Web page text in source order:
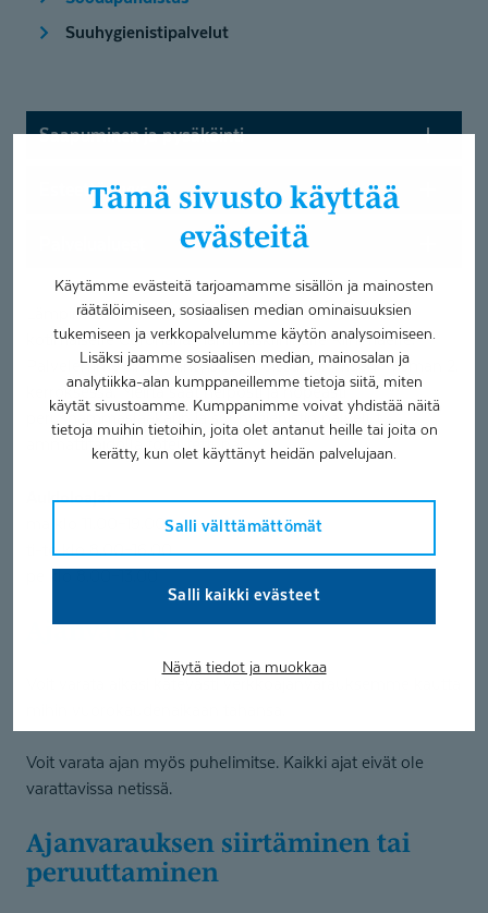
Tämä sivusto käyttää
evästeitä
Käytämme evästeitä tarjoamamme sisällön ja mainosten
räätälöimiseen, sosiaalisen median ominaisuuksien
tukemiseen ja verkkopalvelumme käytön analysoimiseen.
Lisäksi jaamme sosiaalisen median, mainosalan ja
analytiikka-alan kumppaneillemme tietoja siitä, miten
käytät sivustoamme. Kumppanimme voivat yhdistää näitä
tietoja muihin tietoihin, joita olet antanut heille tai joita on
kerätty, kun olet käyttänyt heidän palvelujaan.
Salli välttämättömät
Salli kaikki evästeet
Näytä tiedot ja muokkaa
Suuhygienistipalvelut
Saapuminen ja pysäköinti
Esteettömyys
Lämpimästi tervetuloa hyvään hammashoitoon
kotimaiselle Coronaria Hammasklinikalle Riihimäelle.
Palvelemme sinua viihtyisissä tiloissa Riihimäen Prisman 2.
kerroksessa. Meiltä saat helposti ja nopeasti
perushammaslääkärin ja suuhygienistin palvelut
ammattitaidolla toteutettuna.
Aukioloajat
ma klo 11.00–19.00
ti-to klo 8.00–16.00
pe klo 8.00–13.00
Ajanvaraus
Voit varata ajan myös puhelimitse. Kaikki ajat eivät ole
varattavissa netissä.
Ajanvarauksen siirtäminen tai
peruuttaminen